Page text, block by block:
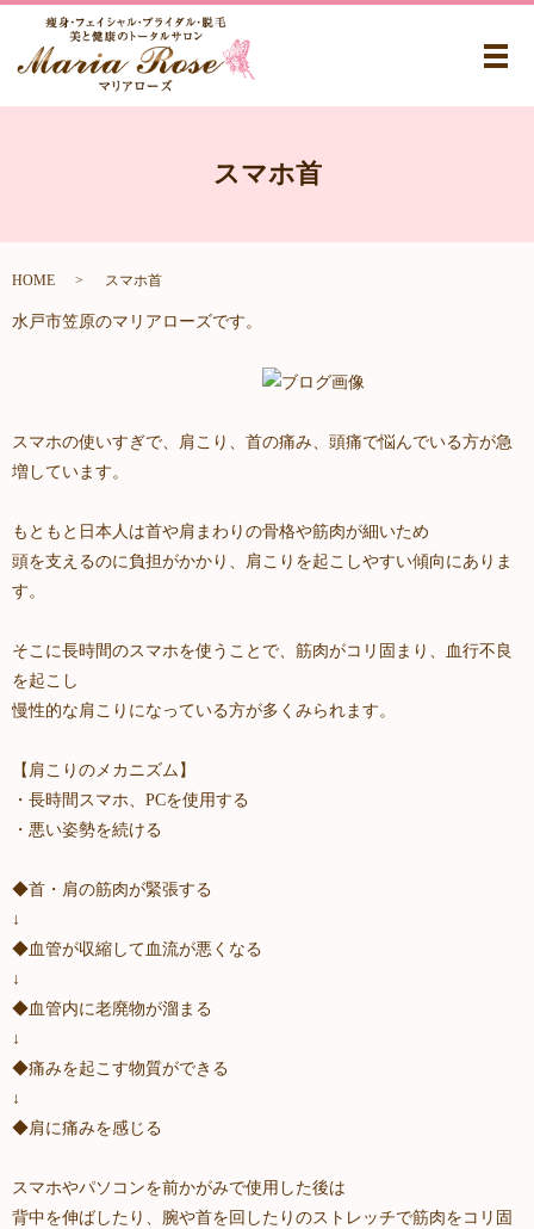
メ
スマホ首
HOME スマホ首
水戸市笠原のマリアローズです。
スマホの使いすぎで、肩こり、首の痛み、頭痛で悩んでいる方が急
増しています。
もともと日本人は首や肩まわりの骨格や筋肉が細いため
頭を支えるのに負担がかかり、肩こりを起こしやすい傾向にありま
す。
そこに長時間のスマホを使うことで、筋肉がコリ固まり、血行不良
を起こし
慢性的な肩こりになっている方が多くみられます。
【肩こりのメカニズム】
・長時間スマホ、PCを使用する
・悪い姿勢を続ける
◆首・肩の筋肉が緊張する
↓
◆血管が収縮して血流が悪くなる
↓
◆血管内に老廃物が溜まる
↓
◆痛みを起こす物質ができる
↓
◆肩に痛みを感じる
スマホやパソコンを前かがみで使用した後は
背中を伸ばしたり、腕や首を回したりのストレッチで筋肉をコリ固